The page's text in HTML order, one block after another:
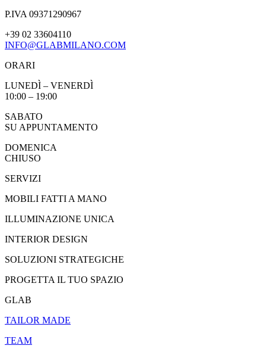
P.IVA 09371290967
+39 02 33604110
INFO@GLABMILANO.COM
ORARI
LUNEDÌ – VENERDÌ
10:00 – 19:00
SABATO
SU APPUNTAMENTO
DOMENICA
CHIUSO
SERVIZI
MOBILI FATTI A MANO
ILLUMINAZIONE UNICA
INTERIOR DESIGN
SOLUZIONI STRATEGICHE
PROGETTA IL TUO SPAZIO
GLAB
TAILOR MADE
TEAM